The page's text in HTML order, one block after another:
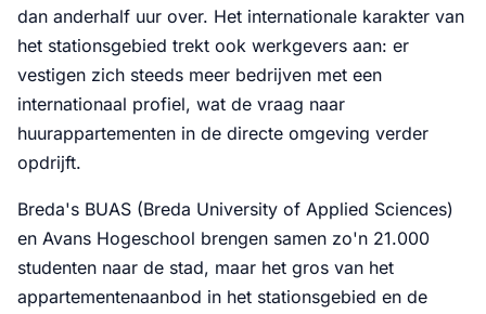
dan anderhalf uur over. Het internationale karakter van
het stationsgebied trekt ook werkgevers aan: er
vestigen zich steeds meer bedrijven met een
internationaal profiel, wat de vraag naar
huurappartementen in de directe omgeving verder
opdrijft.
Breda's BUAS (Breda University of Applied Sciences)
en Avans Hogeschool brengen samen zo'n 21.000
studenten naar de stad, maar het gros van het
appartementenaanbod in het stationsgebied en de